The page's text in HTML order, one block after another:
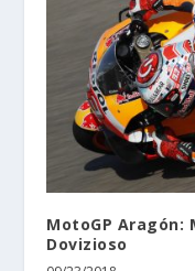
MotoGP Aragón:
Dovizioso